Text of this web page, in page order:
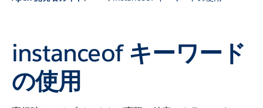
instanceofキーワード
の使用